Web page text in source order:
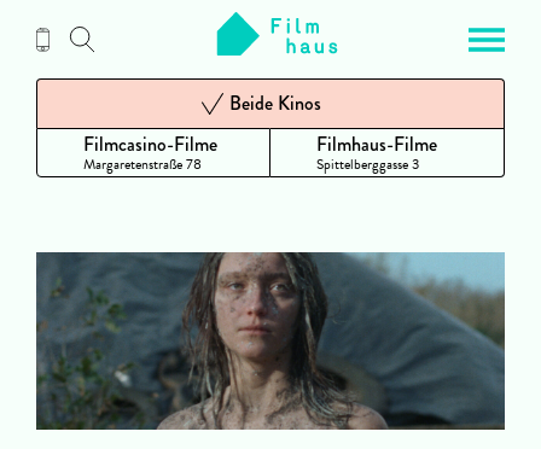
Inhalt
Filmcasino-Filme
Margaretenstraße 78
Beide Kinos
Filmhaus-Filme
Spittelberggasse 3